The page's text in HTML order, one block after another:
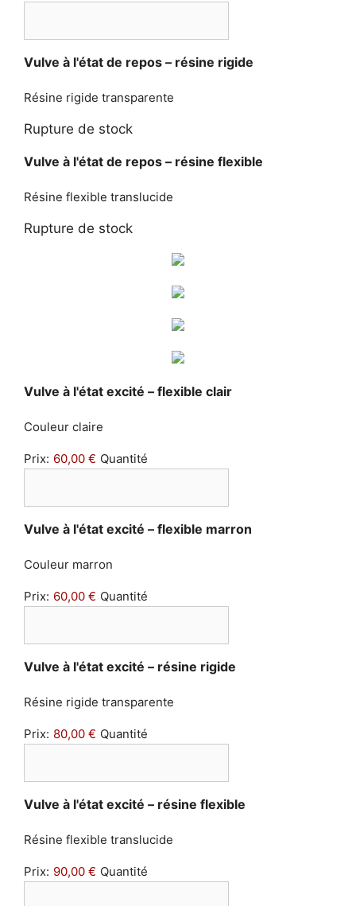
Vulve à l'état de repos – résine rigide
Résine rigide transparente
Rupture de stock
Vulve à l'état de repos – résine flexible
Résine flexible translucide
Rupture de stock
Vulve à l'état excité – flexible clairQuantité
Couleur claire
Prix: 60,00 € Quantité
Vulve à l'état excité – flexible marron
Couleur marron
Prix: 60,00 € Quantité
Vulve à l'état excité – résine rigide
Résine rigide transparente
Prix: 80,00 € Quantité
Vulve à l'état excité – résine flexible
Résine flexible translucide
Prix: 90,00 € Quantité